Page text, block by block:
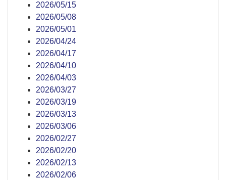
2026/05/15
2026/05/08
2026/05/01
2026/04/24
2026/04/17
2026/04/10
2026/04/03
2026/03/27
2026/03/19
2026/03/13
2026/03/06
2026/02/27
2026/02/20
2026/02/13
2026/02/06